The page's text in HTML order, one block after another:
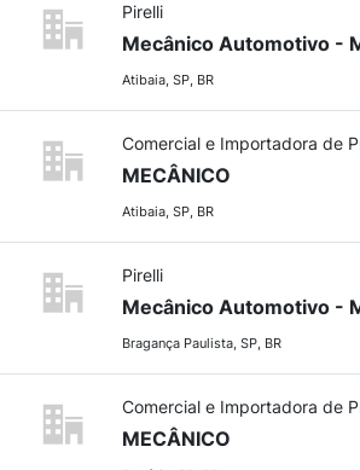
Pirelli
Atibaia, SP, BR
Comercial e Importadora de
MECÂNICO
Atibaia, SP, BR
Pirelli
Mecânico Automotivo -
Bragança Paulista, SP, BR
Comercial e Importadora de
MECÂNICO